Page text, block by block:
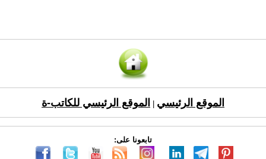
الموقع الرئيسي الموقع الرئيسي للكاتب-ة
تابعونا على: